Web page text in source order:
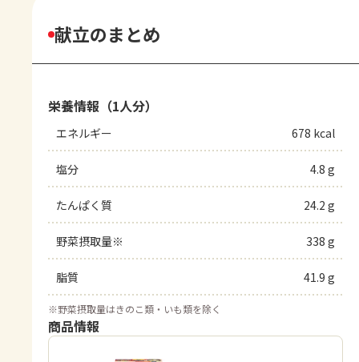
献立のまとめ
栄養情報（1人分）
エネルギー 678 kcal
塩分 4.8 g
たんぱく質 24.2 g
野菜摂取量※ 338 g
脂質 41.9 g
※野菜摂取量はきのこ類・いも類を除く
商品情報